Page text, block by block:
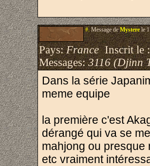
#.Message deMysterele
Pays:FranceInscrit le
Messages:3116 (Djinn
Dans la série
meme equipe
la première c'est
dérangé qui va se
mahjong ou
etc vraiment